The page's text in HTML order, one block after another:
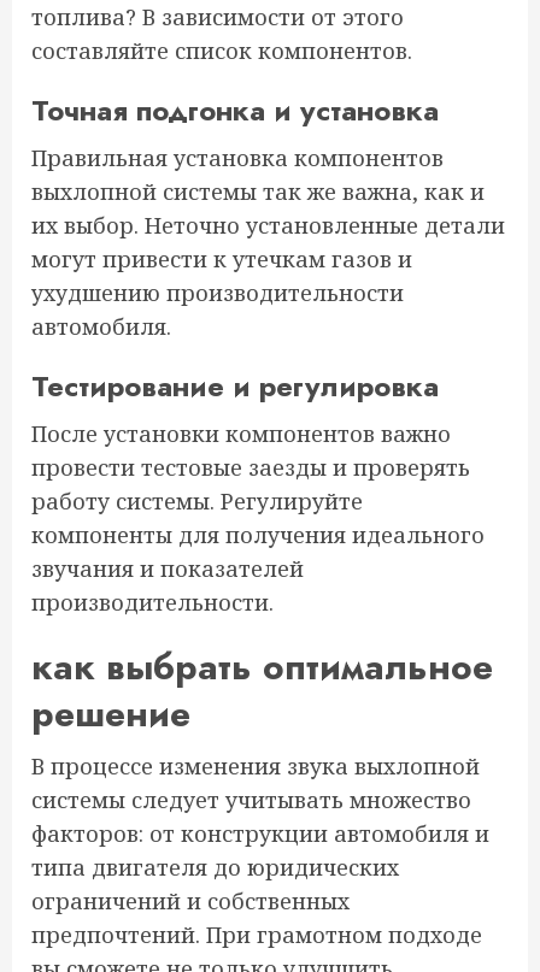
топлива? В зависимости от этого
составляйте список компонентов.
Точная подгонка и установка
Правильная установка компонентов
выхлопной системы так же важна, как и
их выбор. Неточно установленные детали
могут привести к утечкам газов и
ухудшению производительности
автомобиля.
Тестирование и регулировка
После установки компонентов важно
провести тестовые заезды и проверять
работу системы. Регулируйте
компоненты для получения идеального
звучания и показателей
производительности.
как выбрать оптимальное
решение
В процессе изменения звука выхлопной
системы следует учитывать множество
факторов: от конструкции автомобиля и
типа двигателя до юридических
ограничений и собственных
предпочтений. При грамотном подходе